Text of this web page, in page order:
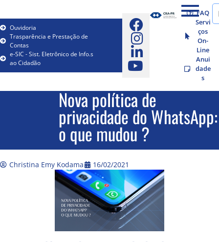
Ouvidoria
Trasparência e Prestação de
Contas
e-SIC - Sist. Eletrônico de Info.s
ao Cidadão
FAQ
Servi
ços
On-
Line
Anui
dade
s
Nova política de
privacidade do WhatsApp:
o que mudou ?
Christina Emy Kodama 16/02/2021